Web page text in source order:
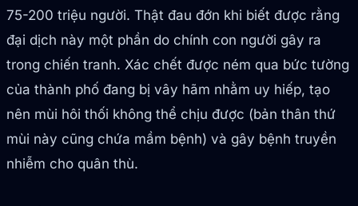
75-200 triệu người. Thật đau đớn khi biết được rằng
đại dịch này một phần do chính con người gây ra
trong chiến tranh. Xác chết được ném qua bức tường
của thành phố đang bị vây hãm nhằm uy hiếp, tạo
nên mùi hôi thối không thể chịu được (bản thân thứ
mùi này cũng chứa mầm bệnh) và gây bệnh truyền
nhiễm cho quân thù.